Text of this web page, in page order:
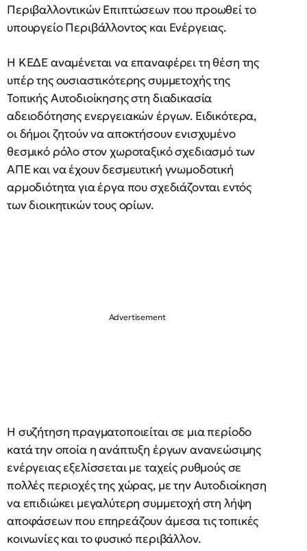
Περιβαλλοντικών Επιπτώσεων που προωθεί το
υπουργείο Περιβάλλοντος και Ενέργειας.
Η ΚΕΔΕ αναμένεται να επαναφέρει τη θέση της
υπέρ της ουσιαστικότερης συμμετοχής της
Τοπικής Αυτοδιοίκησης στη διαδικασία
αδειοδότησης ενεργειακών έργων. Ειδικότερα,
οι δήμοι ζητούν να αποκτήσουν ενισχυμένο
θεσμικό ρόλο στον χωροταξικό σχεδιασμό των
ΑΠΕ και να έχουν δεσμευτική γνωμοδοτική
αρμοδιότητα για έργα που σχεδιάζονται εντός
των διοικητικών τους ορίων.
Η συζήτηση πραγματοποιείται σε μια περίοδο
κατά την οποία η ανάπτυξη έργων ανανεώσιμης
ενέργειας εξελίσσεται με ταχείς ρυθμούς σε
πολλές περιοχές της χώρας, με την Αυτοδιοίκηση
να επιδιώκει μεγαλύτερη συμμετοχή στη λήψη
αποφάσεων που επηρεάζουν άμεσα τις τοπικές
κοινωνίες και το φυσικό περιβάλλον.